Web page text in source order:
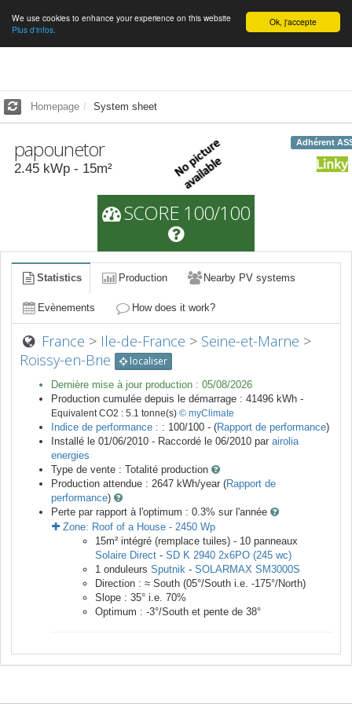
English Ok, j'accepte
We use cookies to enhance your experience on this website
Plus d'infos.
Homepage System sheet
papounetor
2.45 kWp - 15m²
Adhérent
SCORE 100/100
Statistics Production Nearby PV systems
Evènements How does it work?
France > Ile-de-France > Seine-et-Marne >
Roissy-en-Brie
localiser
Dernière mise à jour production : 05/08/2026
Production cumulée depuis le démarrage : 41496 kWh -
Equivalent CO2 : 5.1 tonne(s) © myClimate
Indice de performance : : 100/100 - (Rapport de performance)
Installé le 01/06/2010 - Raccordé le 06/2010 par airolia
energies
Type de vente : Totalité production
Production attendue : 2647 kWh/year (Rapport de
performance)
Perte par rapport à l'optimum : 0.3% sur l'année
Zone: Roof of a House - 2450 Wp
15m² intégré (remplace tuiles) - 10 panneaux
Solaire Direct - SD K 2940 2x6PO (245 wc)
1 onduleurs Sputnik - SOLARMAX SM3000S
Direction : ≈ South (05°/South i.e. -175°/North)
Slope : 35° i.e. 70%
Optimum : -3°/South et pente de 38°